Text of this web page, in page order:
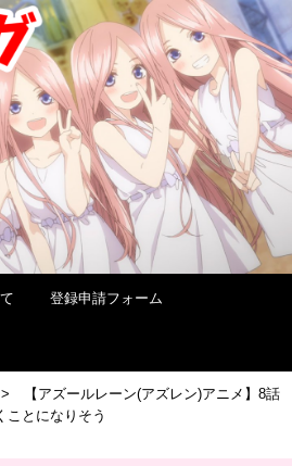
登録申請フォーム
【アズールレーン(アズレン)アニメ】8話
ことになりそう